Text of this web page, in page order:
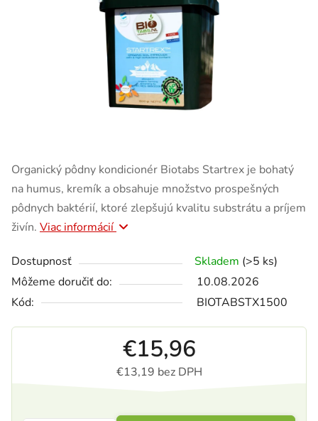
Organický pôdny kondicionér Biotabs Startrex je bohatý
na humus, kremík a obsahuje množstvo prospešných
pôdnych baktérií, ktoré zlepšujú kvalitu substrátu a príjem
živín. Viac informácií
Dostupnosť Skladem (>5 ks)
Môžeme doručiť do:
10.08.2026
Kód:
BIOTABSTX1500
€15,96
€13,19 bez DPH